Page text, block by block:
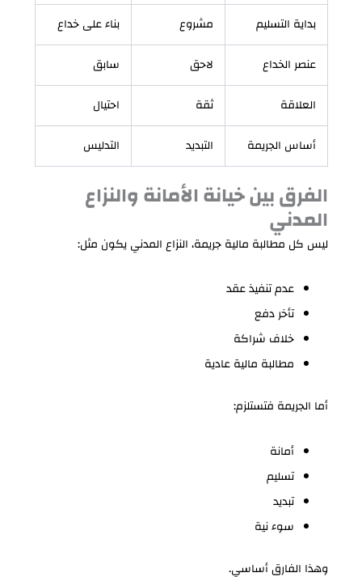
بداية التسليم
مشروع
بناء على خداع
عنصر الخداع
لاحق
سابق
العلاقة
ثقة
احتيال
أساس الجريمة
التبديد التدليس
الفرق بين خيانة الأمانة والنزاع
المدني
ليس كل مطالبة مالية جريمة، النزاع المدني يكون مثل:
عدم تنفيذ عقد
تأخر دفع
خلاف شراكة
مطالبة مالية عادية
أما الجريمة فتستلزم:
أمانة
تسليم
تبديد
سوء نية
وهذا الفارق أساسي.